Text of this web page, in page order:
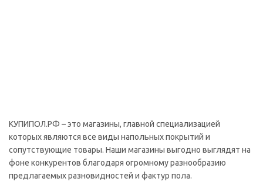
КУПИПОЛ.РФ – это магазины, главной специализацией
которых являются все виды напольных покрытий и
сопутствующие товары. Наши магазины выгодно выглядят на
фоне конкурентов благодаря огромному разнообразию
предлагаемых разновидностей и фактур пола.